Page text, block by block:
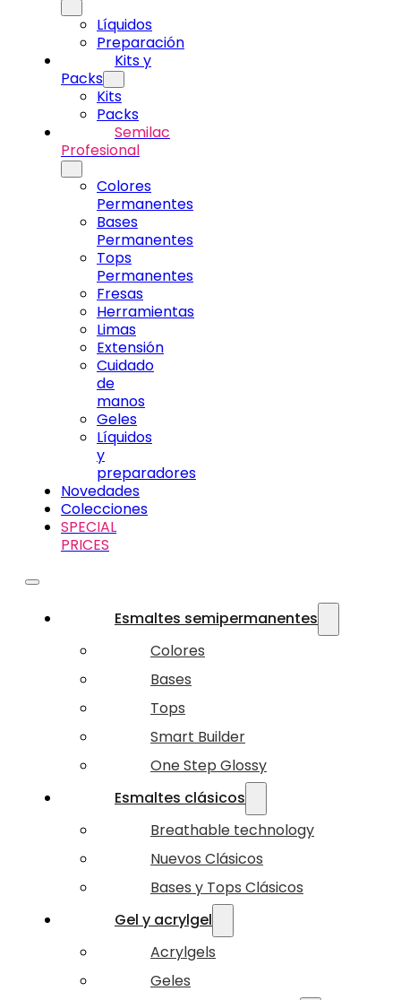
Líquidos
Preparación
Kits y
Packs
Kits
Packs
Semilac
Profesional
Colores
Permanentes
Bases
Permanentes
Tops
Permanentes
Fresas
Herramientas
Limas
Extensión
Cuidado
de
manos
Geles
Líquidos
y
preparadores
Novedades
Colecciones
SPECIAL
PRICES
Esmaltes semipermanentes
Colores
Bases
Tops
Smart Builder
One Step Glossy
Esmaltes clásicos
Breathable technology
Nuevos Clásicos
Bases y Tops Clásicos
Gel y acrylgel
Acrylgels
Geles